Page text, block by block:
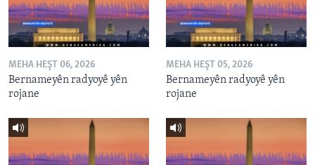
MEHA HEŞT 06, 2026
Bernameyên radyoyê yên
rojane
MEHA HEŞT 05, 2026
Bernameyên radyoyê yên
rojane